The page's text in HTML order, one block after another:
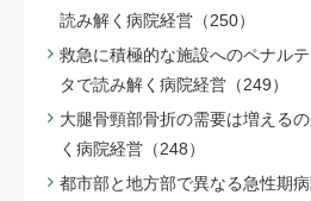
読み解く病院経営（250）
救急に積極的な施設へのペナル
タで読み解く病院経営（249）
大腿骨頸部骨折の需要は増える
く病院経営（248）
都市部と地方部で異なる急性期